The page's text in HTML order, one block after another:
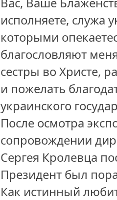
исполняете, служа
которыми
благословляют
сестры во Христе,
и пожелать
украинского
После осмотра
сопровождении
Сергея Кролевца
Президент был
Как истинный